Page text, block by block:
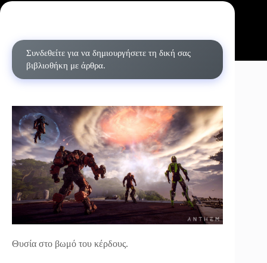
Συνδεθείτε για να δημιουργήσετε τη δική σας
βιβλιοθήκη με άρθρα.
Θυσία στο βωμό του κέρδους.